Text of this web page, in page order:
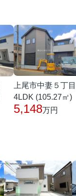
上尾市中妻５丁目
4LDK (105.27㎡)
5,148万円